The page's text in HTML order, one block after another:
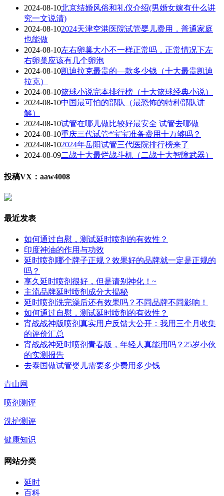
2024-08-10北京结婚风俗和礼仪介绍(男婚女嫁有什么讲
究一文说清)
2024-08-102024天津空港医院试管婴儿费用，普通家庭
也能做
2024-08-10左右卵巢大小不一样正常吗，正常情况下左
右卵巢应该有几个卵泡
2024-08-10凯迪拉克最贵的—款多少钱（十大最贵凯迪
拉克）
2024-08-10篮球小说完本排行榜（十大篮球经典小说）
2024-08-10中国最可怕的部队（最恐怖的特种部队讲
解）
2024-08-10试管在哪儿做比较好最安全 试管去哪做
2024-08-10重庆三代试管*宝宝准备费用十万够吗？
2024-08-102024年岳阳试管三代医院排行榜来了
2024-08-09二战十大最烂战斗机（二战十大智障武器）
投稿VX：aaw4008
最近发表
如何通过自慰，测试延时喷剂的有效性？
印度神油的作用与功效
延时喷剂哪个牌子正规？效果好的品牌就一定是正规的
吗？
享久延时喷剂很好，但是请别神化！~
主流品牌延时喷剂成分大揭秘
延时喷剂洗完澡后还有效果吗？不同品牌不同影响！
如何通过自慰，测试延时喷剂的有效性？
宵战战神版喷剂真实用户反馈大公开：我用三个月收集
的评价汇总
宵战战神延时喷剂青春版，年轻人真能用吗？25岁小伙
的实测报告
去泰国做试管婴儿需要多少费用多少钱
青山网
喷剂测评
洗护测评
健康知识
网站分类
延时
百科